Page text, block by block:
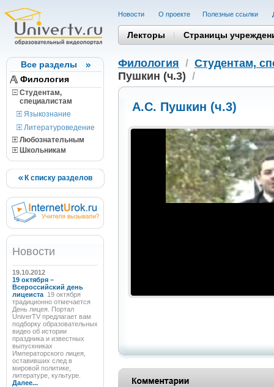
Все разделы
Филология
Студентам,
cпециалистам
Языкознание
Литературоведение
Любознательным
Школьникам
К списку разделов
Новости
19.10.2012
19 октября –
Всероссийский день
лицеиста 19 октября
традиционно отмечается
День лицея. Портал
UniverTV предлагает вам
подборку образовательных
видео об истории
праздника и известных
выпускниках
Императорского лицея,
оставивших след в
мировой политике,
литературе, культуре.
Далее...
Новости О проекте Полезные cсылки
Лекторы Страницы
Филология / Студентам,
Пушкин (ч.3) /
А.С. Пушкин (ч.3)